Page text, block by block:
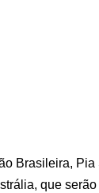
Brasileira,
que